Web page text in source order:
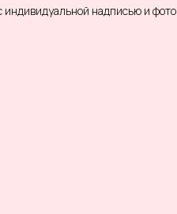
индивидуальной надписью и фото